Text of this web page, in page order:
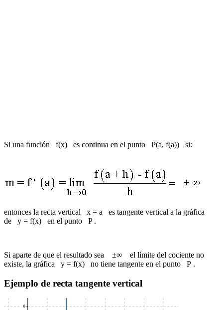
Si una función f(x) es continua en el punto P(a, f(a)) si:
entonces la recta vertical x = a es tangente vertical a la gráfica
de y = f(x) en el punto P .
Si aparte de que el resultado sea ±∞ el límite del cociente no
existe, la gráfica y = f(x) no tiene tangente en el punto P .
Ejemplo de recta tangente vertical